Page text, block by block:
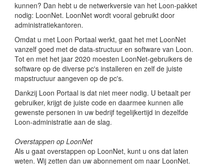
kunnen? Dan hebt u de netwerkversie van het Loon-pakket
nodig: LoonNet. LoonNet wordt vooral gebruikt door
administratiekantoren.
Omdat u met Loon Portaal werkt, gaat het met LoonNet
vanzelf goed met de data-structuur en software van Loon.
Tot en met het jaar 2020 moesten LoonNet-gebruikers de
software op de diverse pc's installeren en zelf de juiste
mapstructuur aangeven op de pc's.
Dankzij Loon Portaal is dat niet meer nodig. U betaalt per
gebruiker, krijgt de juiste code en daarmee kunnen alle
gewenste personen in uw bedrijf tegelijkertijd in dezelfde
Loon-administratie aan de slag.
Overstappen op LoonNet
Als u gaat overstappen op LoonNet, kunt u ons dat laten
weten. Wij zetten dan uw abonnement om naar LoonNet.